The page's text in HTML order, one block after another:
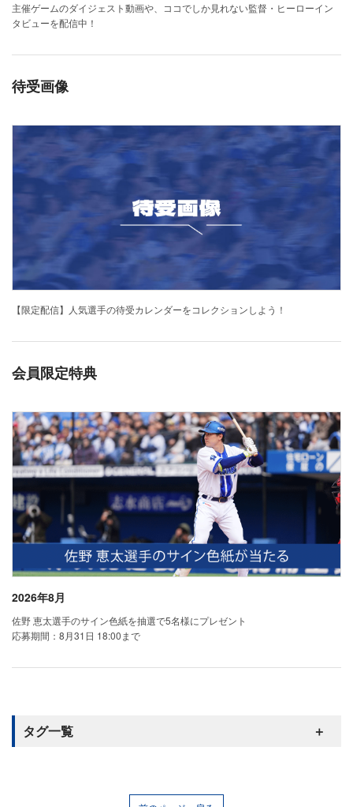
主催ゲームのダイジェスト動画や、ココでしか見れない監督・ヒーローイン
タビューを配信中！
待受画像
【限定配信】人気選手の待受カレンダーをコレクションしよう！
会員限定特典
2026年8月
佐野 恵太選手のサイン色紙を抽選で5名様にプレゼント
応募期間：8月31日 18:00まで
タグ一覧